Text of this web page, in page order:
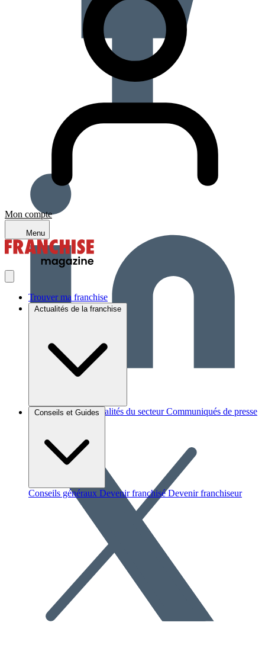
Mon compte
Menu
Trouver ma franchise
Actualités de la franchise
Brèves et actus Actualités du secteur Communiqués de presse
Conseils et Guides
Conseils généraux Devenir franchisé Devenir franchiseur